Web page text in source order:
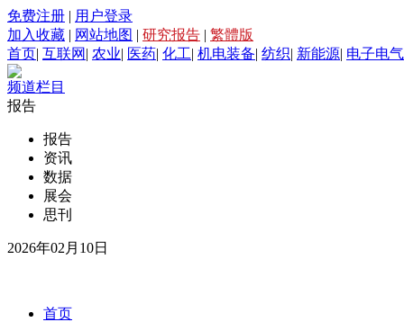
免费注册 | 用户登录
加入收藏 | 网站地图 | 研究报告 | 繁體版
首页| 互联网 | 农业| 医药| 化工| 机电装备| 纺织| 新能源| 电子电气
频道栏目
报告
报告
资讯
数据
展会
思刊
2026年02月10日
首页